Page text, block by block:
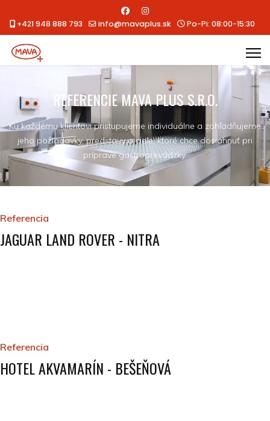
+421 948 888 793 info@mavaplus.sk Po-Pi: 08:00-15:30
REFERENCIE MAVA PLUS S.R.O.
Ku každému klientovi pristupujeme individuálne a zohľadňujeme
jeho požiadavky, predstavy a ciele, ktoré chce dosiahnuť pri
príprave gastroprevádzky.
Referencia
JAGUAR LAND ROVER - NITRA
Referencia
HOTEL AKVAMARÍN - BEŠEŇOVÁ